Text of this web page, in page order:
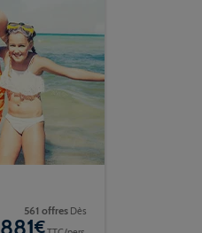
561 offres Dès
€